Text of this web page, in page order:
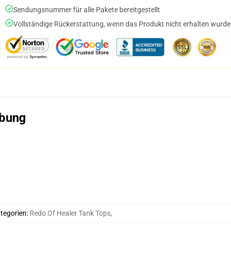
Sendungsnummer für alle Pakete bereitgestellt
Vollständige Rückerstattung, wenn das Produkt nicht erhalten wurde
: Redo Of Healer Tank Tops,